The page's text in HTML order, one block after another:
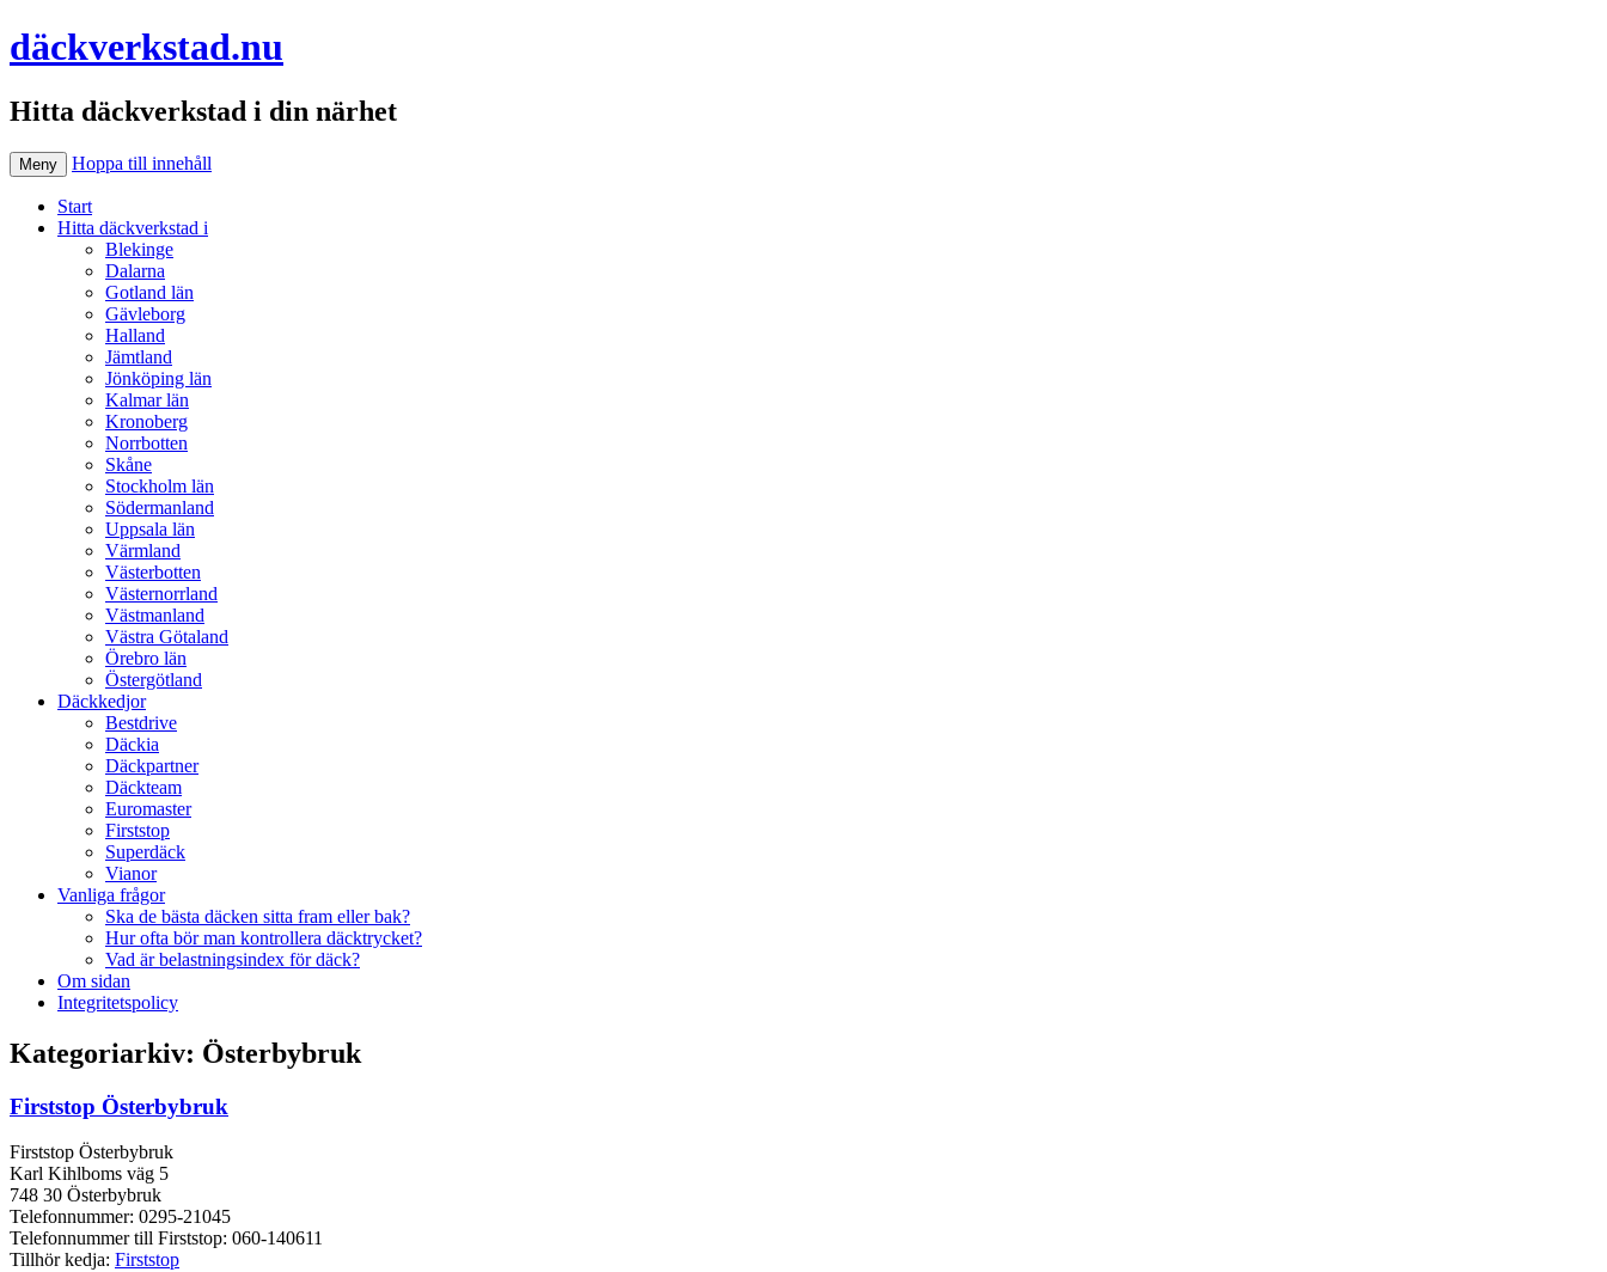
däckverkstad.nu
Hitta däckverkstad i din närhet
Meny Hoppa till innehåll
Start
Hitta däckverkstad i
Blekinge
Dalarna
Gotland län
Gävleborg
Halland
Jämtland
Jönköping län
Kalmar län
Kronoberg
Norrbotten
Skåne
Stockholm län
Södermanland
Uppsala län
Värmland
Västerbotten
Västernorrland
Västmanland
Västra Götaland
Örebro län
Östergötland
Däckkedjor
Bestdrive
Däckia
Däckpartner
Däckteam
Euromaster
Firststop
Superdäck
Vianor
Vanliga frågor
Ska de bästa däcken sitta fram eller bak?
Hur ofta bör man kontrollera däcktrycket?
Vad är belastningsindex för däck?
Om sidan
Integritetspolicy
Kategoriarkiv: Österbybruk
Firststop Österbybruk
Firststop Österbybruk
Karl Kihlboms väg 5
748 30 Österbybruk
Telefonnummer: 0295-21045
Telefonnummer till Firststop: 060-140611
Tillhör kedja: Firststop